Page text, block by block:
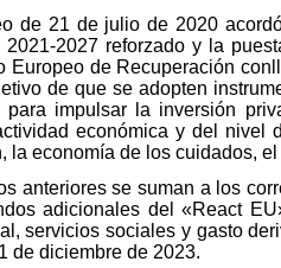
de 21 de julio de 2020
2027 reforzado y la
Europeo de Recuperación
de que se adopten
impulsar la inversión
económica y del nivel
la economía de los cuidados,
anteriores se suman a los
adicionales del «React
servicios sociales y gasto
de diciembre de 2023.